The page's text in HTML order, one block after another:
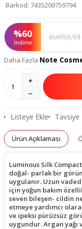
Barkod: 7435200759794
%60
İndirim
EUR55,93
Daha Fazla Note
Listeye Ekle Tavsiye
Ürün Açıklaması
Luminous Silk
doğal- parlak bir
uygulanır. Uzun
için yoğun bakım
seven bileşen- cildin
etmeye yardımcı
ve ipeksi pürüzsüz
uygundur. Argan yağı